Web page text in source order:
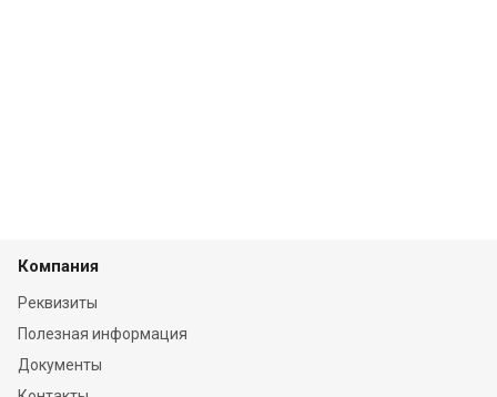
Компания
Реквизиты
Полезная информация
Документы